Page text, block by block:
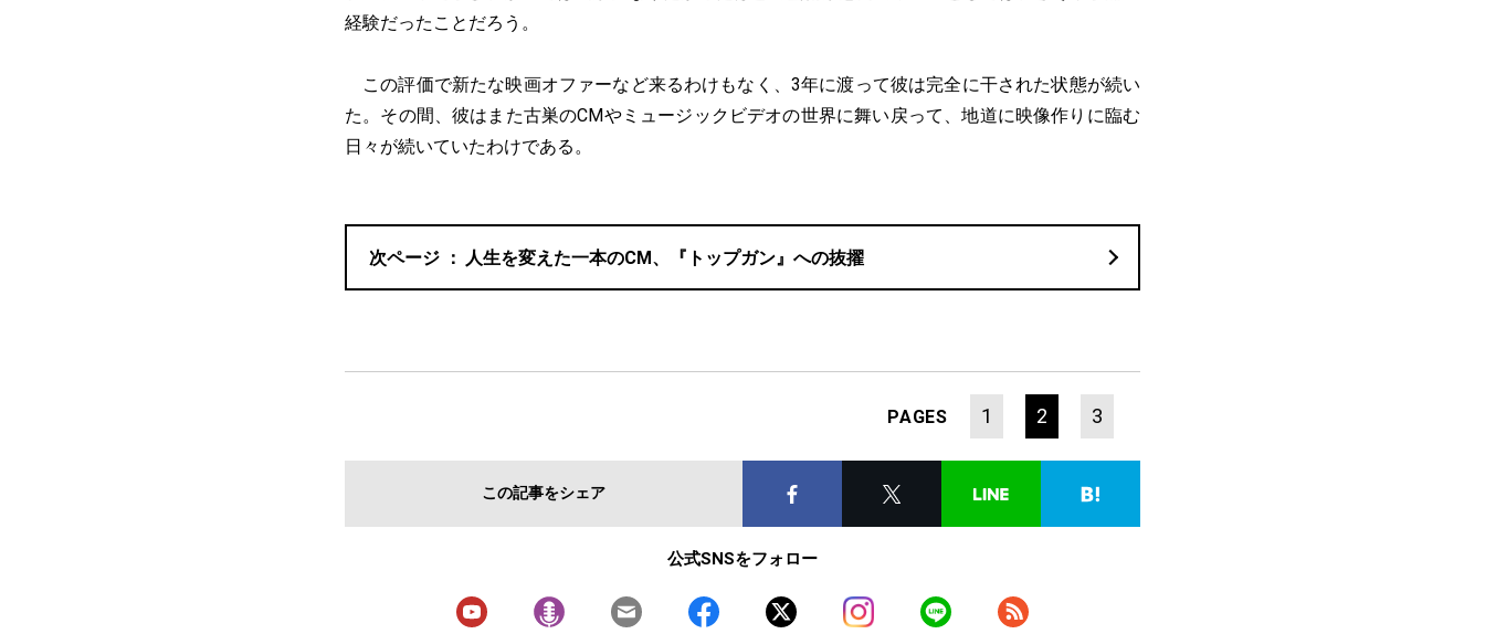
経験だったことだろう。
この評価で新たな映画オファーなど来るわけもなく、3年に渡って彼は完全に干された状態が続い
た。その間、彼はまた古巣のCMやミュージックビデオの世界に舞い戻って、地道に映像作りに臨む
日々が続いていたわけである。
人生を変えた一本のCM、『トップガン』への抜擢
PAGES 1 2 3
この記事をシェア
公式SNSをフォロー